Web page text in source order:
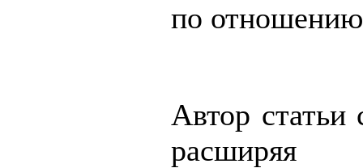
по
Автор статьи